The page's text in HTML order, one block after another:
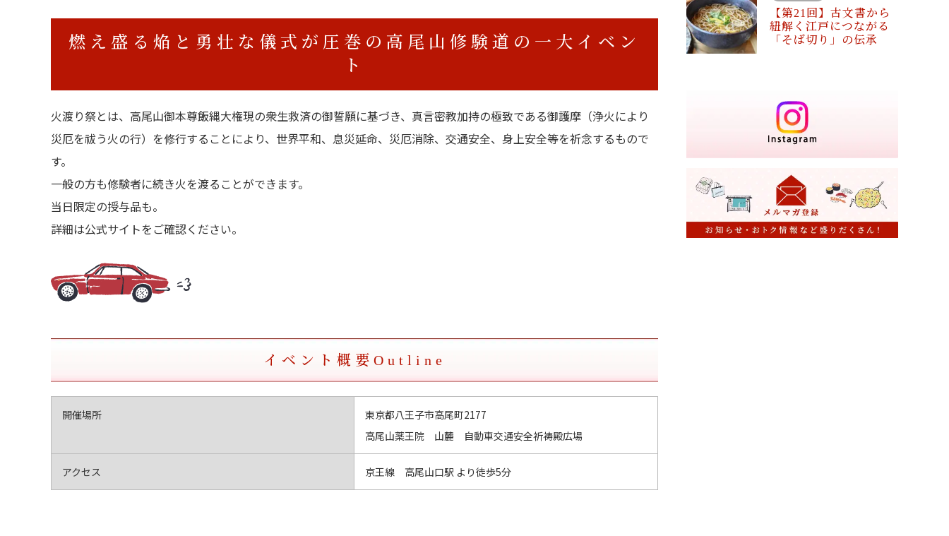
燃え盛る焔と勇壮な儀式が圧巻の高尾山修験道の一大イベン
ト
火渡り祭とは、高尾山御本尊飯縄大権現の衆生救済の御誓願に基づき、真言密教加持の極致である御護摩（浄火により
災厄を祓う火の行）を修行することにより、世界平和、息災延命、災厄消除、交通安全、身上安全等を祈念するもので
す。
一般の方も修験者に続き火を渡ることができます。
当日限定の授与品も。
詳細は公式サイトをご確認ください。
イベント概要 Outline
開催場所
東京都八王子市高尾町2177
高尾山薬王院 山麓 自動車交通安全祈祷殿広場
アクセス 京王線 高尾山口駅 より徒歩5分
【第21回】古文書から
紐解く江戸につながる
「そば切り」の伝承